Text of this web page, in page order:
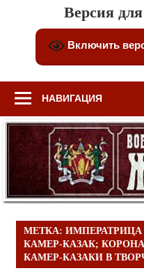
Версия
Включить
НАВИГАЦИЯ
МЕТКА: ИМПЕРАТРИЦА
КАМЕР-КАЗАК;
КАМЕР-КАЗАКИ В